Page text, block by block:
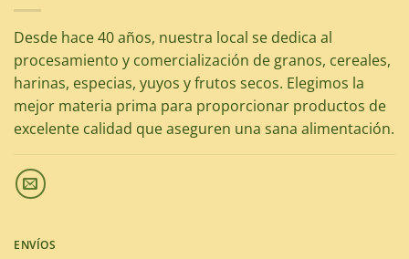
Desde hace 40 años, nuestra local se dedica al
procesamiento y comercialización de granos, cereales,
harinas, especias, yuyos y frutos secos. Elegimos la
mejor materia prima para proporcionar productos de
excelente calidad que aseguren una sana alimentación.
ENVÍOS